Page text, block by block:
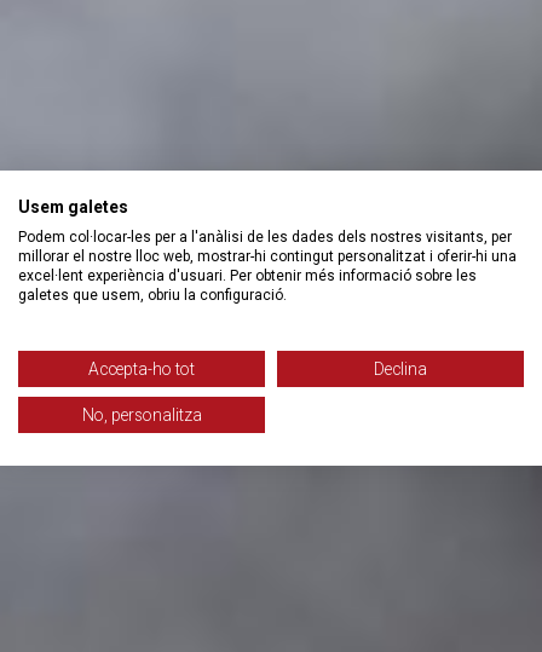
Usem galetes
Podem col·locar-les per a l'anàlisi de les dades dels nostres visitants, per
millorar el nostre lloc web, mostrar-hi contingut personalitzat i oferir-hi una
excel·lent experiència d'usuari. Per obtenir més informació sobre les
galetes que usem, obriu la configuració.
Accepta-ho tot Declina
No, personalitza